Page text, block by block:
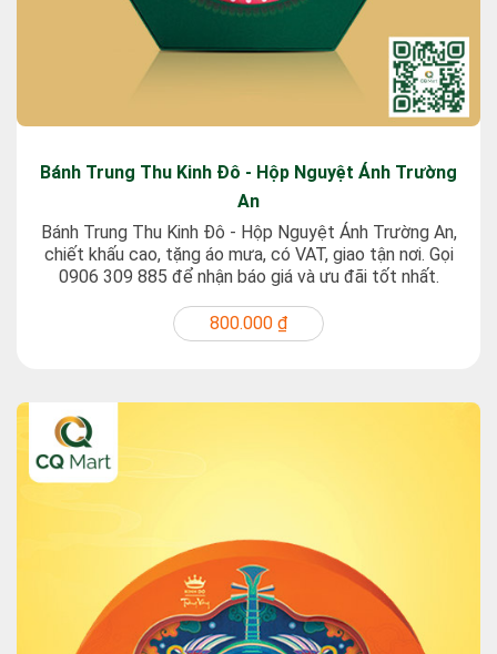
Bánh Trung Thu Kinh Đô - Hộp Nguyệt Ánh Trường
An
Bánh Trung Thu Kinh Đô - Hộp Nguyệt Ánh Trường An,
chiết khấu cao, tặng áo mưa, có VAT, giao tận nơi. Gọi
0906 309 885 để nhận báo giá và ưu đãi tốt nhất.
800.000 ₫